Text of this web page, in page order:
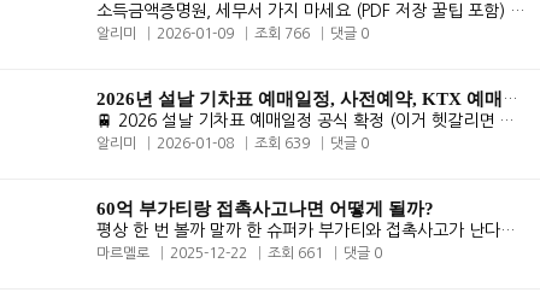
소득금액증명원, 세무서 가지 마세요 (PDF 저장 꿀팁 포함) 대출 신청이나..
알리미 2026-01-09 조회 766 댓글 0
2026년 설날 기차표 예매일정, 사전예약, KTX 예매하기 총정리
🚆 2026 설날 기차표 예매일정 공식 확정 (이거 헷갈리면 진짜 놓칩..
알리미 2026-01-08 조회 639 댓글 0
60억 부가티랑 접촉사고나면 어떻게 될까?
평상 한 번 볼까 말까 한 슈퍼카 부가티와 접촉사고가 난다면? 상상만 해도..
마르멜로 2025-12-22 조회 661 댓글 0